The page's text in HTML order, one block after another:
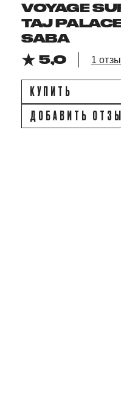
VOYAGE
TAJ
SABA
5,0
1
КУПИТЬ
ДОБАВИТЬ